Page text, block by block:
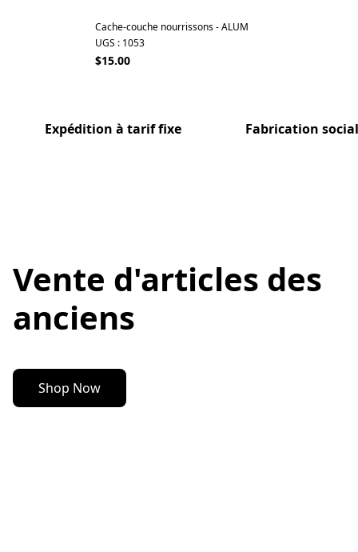
Cache-couche nourrissons - ALUM
UGS : 1053
$15.00
Expédition à tarif fixe Fabrication
Vente d'articles des
anciens
Shop Now